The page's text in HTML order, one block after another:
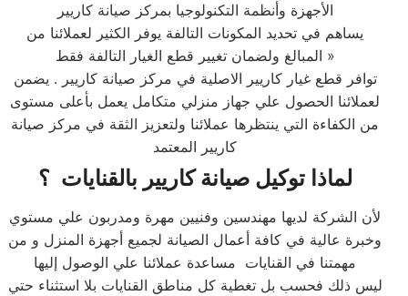
الأجهزة وأنظمة التكنولوجيا بمركز صيانة كاريير
يساهم في تحديد المكونات التالفة يوفر الكثير لعملائنا من
المبالغ ولضمان تغيير قطع الغيار التالفة فقط »
توافر قطع غيار كاريير الاصلية في مركز صيانة كاريير . يضمن
لعملائنا الحصول علي جهاز منزلي متكامل يعمل بأعلى مستوى
من الكفاءة التي ينتظرها عملائنا ولتعزيز الثقة في مركز صيانة
كاريير المعتمد
لماذا توكيل صيانة كاريير بالقنايات ؟
لأن الشركة لديها مهندسين وفنيين مهرة ومدربون علي مستوي
وخبرة عالية في كافة أعمال الصيانة لجميع أجهزة المنزل و من
مهمتنا في القنايات مساعدة عملائنا علي الوصول إليها
ليس ذلك فحسب بل تغطية كل مناطق القنايات بلا استثناء حتي